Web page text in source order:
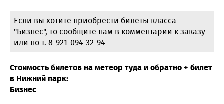
Если вы хотите приобрести билеты класса
"Бизнес", то сообщите нам в комментарии к заказу
или по т. 8-921-094-32-94
Стоимость билетов на метеор туда и обратно + билет
в Нижний парк:
Бизнес